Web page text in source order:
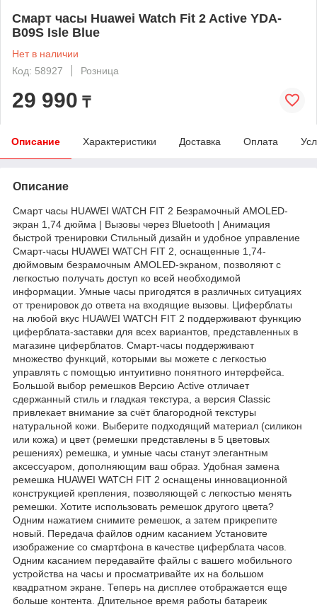
Смарт часы Huawei Watch Fit 2 Active YDA-
B09S Isle Blue
Нет в наличии
Код: 58927
Розница
29 990 ₸
Описание Характеристики Доставка Оплата
Описание
Смарт часы HUAWEI WATCH FIT 2 Безрамочный AMOLED-
экран 1,74 дюйма | Вызовы через Bluetooth | Анимация
быстрой тренировки Стильный дизайн и удобное управление
Смарт-часы HUAWEI WATCH FIT 2, оснащенные 1,74-
дюймовым безрамочным AMOLED-экраном, позволяют с
легкостью получать доступ ко всей необходимой
информации. Умные часы пригодятся в различных ситуациях
от тренировок до ответа на входящие вызовы. Циферблаты
на любой вкус HUAWEI WATCH FIT 2 поддерживают функцию
циферблата-заставки для всех вариантов, представленных в
магазине циферблатов. Смарт-часы поддерживают
множество функций, которыми вы можете с легкостью
управлять с помощью интуитивно понятного интерфейса.
Большой выбор ремешков Версию Active отличает
сдержанный стиль и гладкая текстура, а версия Classic
привлекает внимание за счёт благородной текстуры
натуральной кожи. Выберите подходящий материал (силикон
или кожа) и цвет (ремешки представлены в 5 цветовых
решениях) ремешка, и умные часы станут элегантным
аксессуаром, дополняющим ваш образ. Удобная замена
ремешка HUAWEI WATCH FIT 2 оснащены инновационной
конструкцией крепления, позволяющей с легкостью менять
ремешки. Хотите использовать ремешок другого цвета?
Одним нажатием снимите ремешок, а затем прикрепите
новый. Передача файлов одним касанием Установите
изображение со смартфона в качестве циферблата часов.
Одним касанием передавайте файлы с вашего мобильного
устройства на часы и просматривайте их на большом
квадратном экране. Теперь на дисплее отображается еще
больше контента. Длительное время работы батареик